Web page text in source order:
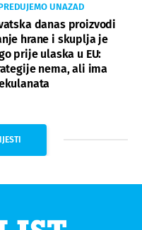
UNAZAD
danas proizvodi
hrane i skuplja je
prije ulaska u EU:
nema, ali ima